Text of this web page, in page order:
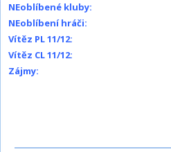
NEoblíbené kluby:
NEoblíbení hráči:
Vítěz PL 11/12:
Vítěz CL 11/12:
Zájmy: